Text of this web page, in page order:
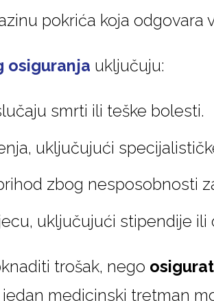
pokrića koja odgovara
osiguranja uključuju:
smrti ili teške bolesti.
uključujući
zbog nesposobnosti
uključujući stipendije ili
trošak, nego
medicinski tretman